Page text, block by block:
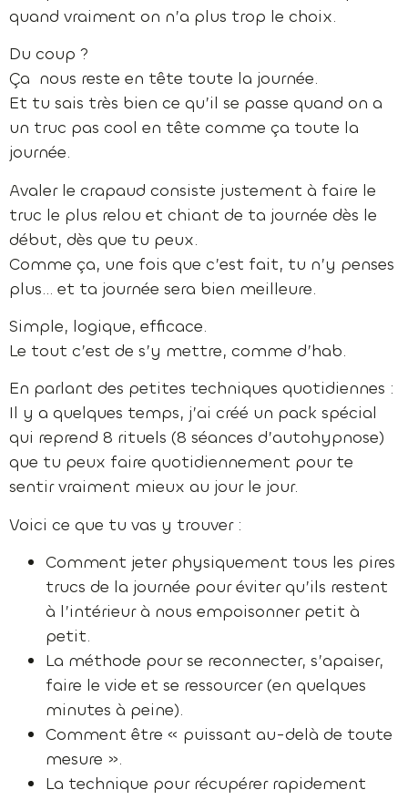
quand vraiment on n’a plus trop le choix.
Du coup ?
Ça nous reste en tête toute la journée.
Et tu sais très bien ce qu’il se passe quand on a
un truc pas cool en tête comme ça toute la
journée.
Avaler le crapaud consiste justement à faire le
truc le plus relou et chiant de ta journée dès le
début, dès que tu peux.
Comme ça, une fois que c’est fait, tu n’y penses
plus… et ta journée sera bien meilleure.
Simple, logique, efficace.
Le tout c’est de s’y mettre, comme d’hab.
En parlant des petites techniques quotidiennes :
Il y a quelques temps, j’ai créé un pack spécial
qui reprend 8 rituels (8 séances d’autohypnose)
que tu peux faire quotidiennement pour te
sentir vraiment mieux au jour le jour.
Voici ce que tu vas y trouver :
Comment jeter physiquement tous les pires
trucs de la journée pour éviter qu’ils restent
à l’intérieur à nous empoisonner petit à
petit.
La méthode pour se reconnecter, s’apaiser,
faire le vide et se ressourcer (en quelques
minutes à peine).
Comment être « puissant au-delà de toute
mesure ».
La technique pour récupérer rapidement